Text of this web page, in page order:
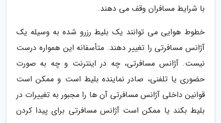
با شرایط مسافران وقف می دهند.
خطوط هوایی می توانند یک بلیط رزرو شده به وسیله یک
آژانس مسافرتی را تغییر دهند. متأسفانه این همواره درست
نیست. آژانس مسافرتی، چه در اینترنت و چه به صورت
حضوری یا تلفنی، صادر نماینده بلیط است و ممکن است
قوانین داخلی آژانس مسافرتی آن ها را مجبور به تغییرات در
بلیط بکند یا ممکن است آژانس مسافرتی برای پیدا کردن